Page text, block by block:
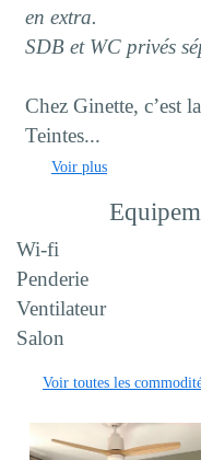
en extra.
SDB et WC privés
Chez Ginette, c’est
Teintes...
Voir plus
Wi-fi
Penderie
Ventilateur
Salon
Voir toutes les